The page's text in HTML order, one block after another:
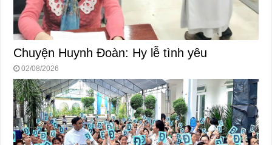
Chuyện Huynh Đoàn: Hy lễ tình yêu
02/08/2026